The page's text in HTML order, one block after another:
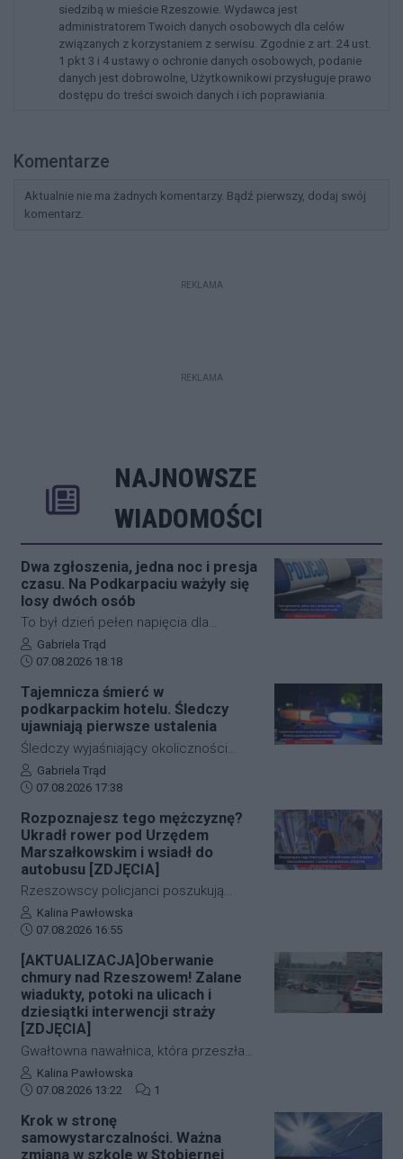
siedzibą w mieście Rzeszowie. Wydawca jest
administratorem Twoich danych osobowych dla celów
związanych z korzystaniem z serwisu. Zgodnie z art. 24 ust.
1 pkt 3 i 4 ustawy o ochronie danych osobowych, podanie
danych jest dobrowolne, Użytkownikowi przysługuje prawo
dostępu do treści swoich danych i ich poprawiania.
Komentarze
Aktualnie nie ma żadnych komentarzy. Bądź pierwszy, dodaj swój
komentarz.
REKLAMA
REKLAMA
NAJNOWSZE
WIADOMOŚCI
Dwa zgłoszenia, jedna noc i presja
czasu. Na Podkarpaciu ważyły się
losy dwóch osób
To był dzień pełen napięcia dla
funkcjonariuszy z powiatu niżańskiego.
W ciągu zaledwie kilkunastu godzin
służby ratunkowe musiały
przeprowadzić dwie niezależne,
intensywne akcje poszukiwawcze. W
obu przypadkach chodziło o ludzkie
życie, a kluczową rolę odegrał czas.
Dzięki błyskawicznej mobilizacji policji,
nowoczesnej technologii, obie historie
zakończyły się szczęśliwie.
Autor artykułu:
Gabriela Trąd
Data dodania artykułu:
07.08.2026 18:18
Tajemnicza śmierć w
podkarpackim hotelu. Śledczy
ujawniają pierwsze ustalenia
Śledczy wyjaśniający okoliczności
tragicznego zdarzenia na terenie
jednego z sanockich hoteli dysponują
sądowych. Z przeprowadzonej sekcji
zwłok 37-letniego mężczyzny wynika,
że na tym etapie postępowania nic nie
wskazuje na udział osób trzecich.
Autor artykułu:
Gabriela Trąd
Data dodania artykułu:
07.08.2026 17:38
Rozpoznajesz tego mężczyznę?
Ukradł rower pod Urzędem
Marszałkowskim i wsiadł do
autobusu [ZDJĘCIA]
Rzeszowscy policjanci poszukują
sprawcy kradzieży roweru marki Kross
o wartości około 1500 złotych. Do
zdarzenia doszło w ścisłym centrum
miasta – pod Urzędem
Marszałkowskim przy al. Cieplińskiego.
Złodziej ze skradzionym jednośladem
wsiadł do autobusu MPK linii 28. Jego
wizerunek zarejestrowały kamery
monitoringu, a policja apeluje o pomoc
w identyfikacji mężczyzny.
Autor artykułu:
Kalina Pawłowska
Data dodania artykułu:
07.08.2026 16:55
[AKTUALIZACJA]Oberwanie
chmury nad Rzeszowem! Zalane
wiadukty, potoki na ulicach i
dziesiątki interwencji straży
[ZDJĘCIA]
Gwałtowna nawałnica, która przeszła
nad Rzeszowem tuż po godzinie 12:00,
w kilka minut sparaliżowała ruch w
rwące potoki ulice, zalane wiadukty i
wybijające studzienki kanalizacyjne
Autor artykułu:
Kalina Pawłowska
Data dodania artykułu:
07.08.2026 13:22 Liczba komentarzy artykułu:
1
Krok w stronę
samowystarczalności. Ważna
zmiana w szkole w Stobiernej